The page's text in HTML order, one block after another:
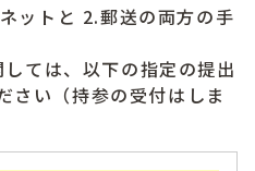
トと 2.郵送の両方の手
下の指定の提出
さい（持参の受付はしま